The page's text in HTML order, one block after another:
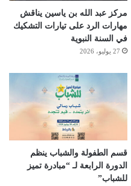
مركز عبد الله بن ياسين يناقش
مهارات الرد على تيارات التشكيك
في السنة النبوية
27 يوليو، 2026
قسم الطفولة والشباب ينظم
الدورة الرابعة لـ “مبادرة تميز
للشباب”